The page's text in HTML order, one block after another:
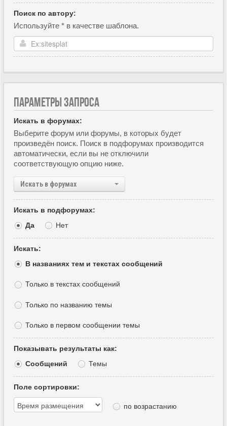
Поиск по автору:
Используйте * в качестве шаблона.
ПАРАМЕТРЫ ЗАПРОСА
Искать в форумах:
Выберите форум или форумы, в которых будет
произведён поиск. Поиск в подфорумах производится
автоматически, если вы не отключили
соответствующую опцию ниже.
Искать в форумах
Искать в подфорумах:
Да
Нет
Искать:
В названиях тем и текстах сообщений
Только в текстах сообщений
Только по названию темы
Только в первом сообщении темы
Показывать результаты как:
Сообщений
Темы
Поле сортировки:
по возрастанию